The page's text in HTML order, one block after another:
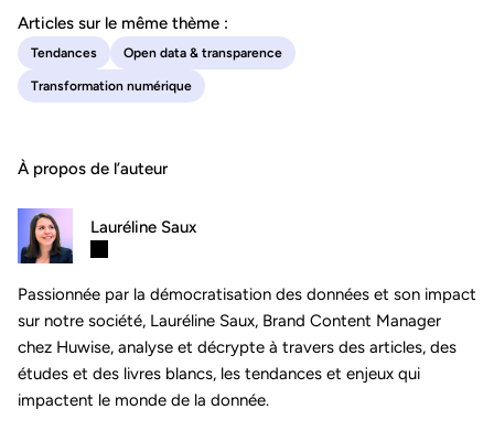
Articles sur le même thème :
Tendances Open data & transparence
Transformation numérique
À propos de l’auteur
Lauréline Saux
Passionnée par la démocratisation des données et son impact
sur notre société, Lauréline Saux, Brand Content Manager
chez Huwise, analyse et décrypte à travers des articles, des
études et des livres blancs, les tendances et enjeux qui
impactent le monde de la donnée.